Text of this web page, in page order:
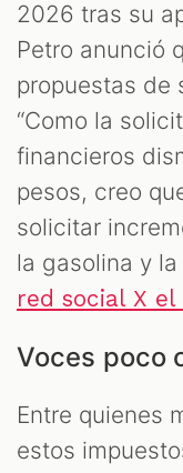
2026 tras su
Petro anunció
propuestas de
“Como la
financieros
pesos, creo
solicitar
la gasolina y la
red social X
Voces poco
Entre quienes
estos